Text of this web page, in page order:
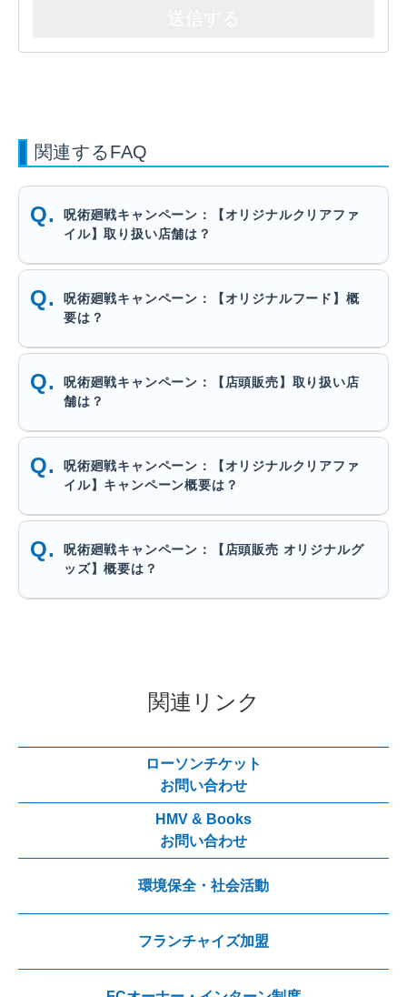
関連するFAQ
呪術廻戦キャンペーン：【オリジナルクリアファ
イル】取り扱い店舗は？
呪術廻戦キャンペーン：【オリジナルフード】概
要は？
呪術廻戦キャンペーン：【店頭販売】取り扱い店
舗は？
呪術廻戦キャンペーン：【オリジナルクリアファ
イル】キャンペーン概要は？
呪術廻戦キャンペーン：【店頭販売 オリジナルグ
ッズ】概要は？
関連リンク
ローソンチケット
お問い合わせ
HMV & Books
お問い合わせ
環境保全・社会活動
フランチャイズ加盟